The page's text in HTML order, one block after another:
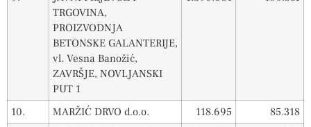
TRGOVINA,
PROIZVODNJA
BETONSKE GALANTERIJE,
vl. Vesna Banožić,
ZAVRŠJE, NOVLJANSKI
PUT 1
10. MARŽIĆ DRVO d.o.o. 118.695
85.318